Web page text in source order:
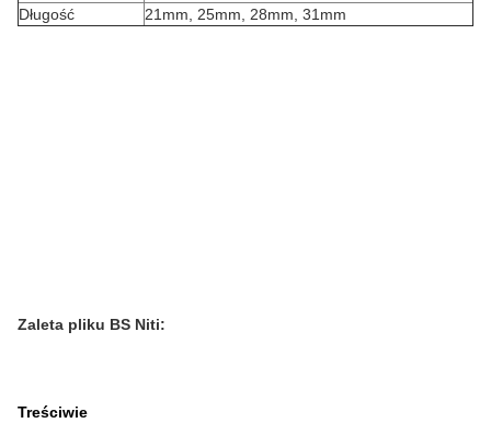
Długość 21mm, 25mm, 28mm, 31mm
Zaleta pliku BS Niti:
Treściwie